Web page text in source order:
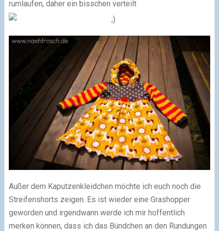
rumlaufen, daher ein bisschen verteilt
Außer dem Kaputzenkleidchen möchte ich euch noch die
Streifenshorts zeigen. Es ist wieder eine Grashopper
geworden und irgendwann werde ich mir hoffentlich
merken können, dass ich das Bündchen an den Rundungen